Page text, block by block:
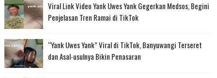
Viral Link Video Yank Uwes Yank Gegerkan Medsos, Begini
Penjelasan Tren Ramai di TikTok
“Yank Uwes Yank” Viral di TikTok, Banyuwangi Terseret
dan Asal-usulnya Bikin Penasaran